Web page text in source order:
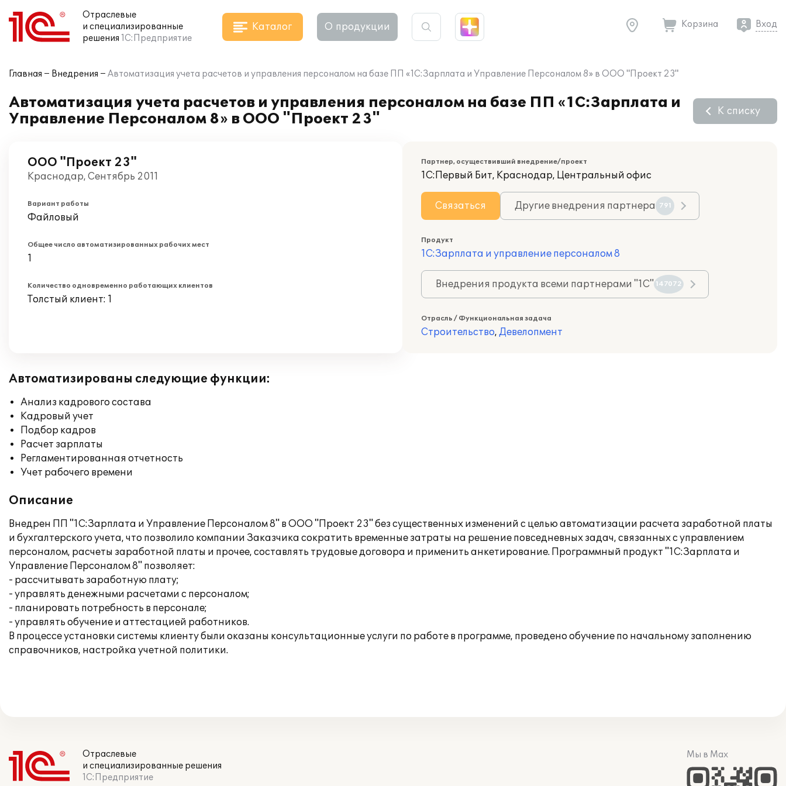
Отраслевые
и специализированные
решения 1С:Предприятие
Каталог О продукции Корзина Вход
Главная Внедрения Автоматизация учета расчетов и управления персоналом на базе ПП «1С:Зарплата и Управление Персоналом 8» в ООО "Проект 23"
Автоматизация учета расчетов и управления персоналом на базе ПП «1С:Зарплата и
Управление Персоналом 8» в ООО "Проект 23"
К списку
ООО "Проект 23"
Краснодар, Сентябрь 2011
Вариант работы
Файловый
Общее число автоматизированных рабочих мест
1
Количество одновременно работающих клиентов
Толстый клиент: 1
Партнер, осуществивший внедрение/проект
1С:Первый Бит, Краснодар, Центральный офис
Связаться Другие внедрения партнера 791
Продукт
1С:Зарплата и управление персоналом 8
Внедрения продукта всеми партнерами "1С" 147072
Отрасль / Функциональная задача
Строительство, Девелопмент
Автоматизированы следующие функции:
Анализ кадрового состава
Кадровый учет
Подбор кадров
Расчет зарплаты
Регламентированная отчетность
Учет рабочего времени
Описание
Внедрен ПП "1С:Зарплата и Управление Персоналом 8" в ООО "Проект 23" без существенных изменений с целью автоматизации расчета заработной платы
и бухгалтерского учета, что позволило компании Заказчика сократить временные затраты на решение повседневных задач, связанных с управлением
персоналом, расчеты заработной платы и прочее, составлять трудовые договора и применить анкетирование. Программный продукт "1С:Зарплата и
Управление Персоналом 8" позволяет:
- рассчитывать заработную плату;
- управлять денежными расчетами с персоналом;
- планировать потребность в персонале;
- управлять обучение и аттестацией работников.
В процессе установки системы клиенту были оказаны консультационные услуги по работе в программе, проведено обучение по начальному заполнению
справочников, настройка учетной политики.
Отраслевые
и специализированные решения
1С:Предприятие
Мы в Max